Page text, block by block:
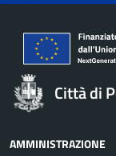
Città di
AMMINISTRAZIONE